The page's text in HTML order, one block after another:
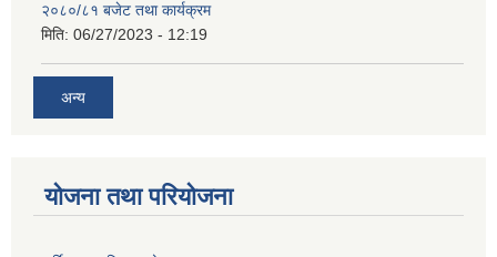
२०८०/८१ बजेट तथा कार्यक्रम
मिति: 06/27/2023 - 12:19
अन्य
योजना तथा परियोजना